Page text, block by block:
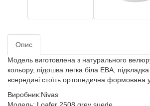
Опис
Модель виготовлена з натурального
кольору, підошва легка біла ЕВА,
всередині стоїть ортопедична формована
Виробник:Nivas